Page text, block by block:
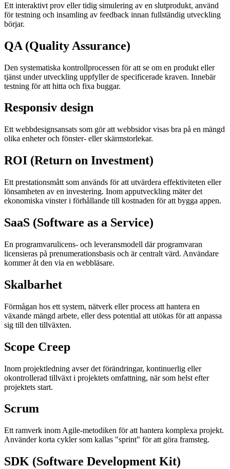
Ett interaktivt prov eller tidig simulering av en slutprodukt, använd
för testning och insamling av feedback innan fullständig utveckling
börjar.
QA (Quality Assurance)
Den systematiska kontrollprocessen för att se om en produkt eller
tjänst under utveckling uppfyller de specificerade kraven. Innebär
testning för att hitta och fixa buggar.
Responsiv design
Ett webbdesignsansats som gör att webbsidor visas bra på en mängd
olika enheter och fönster- eller skärmstorlekar.
ROI (Return on Investment)
Ett prestationsmått som används för att utvärdera effektiviteten eller
lönsamheten av en investering. Inom apputveckling mäter det
ekonomiska vinster i förhållande till kostnaden för att bygga appen.
SaaS (Software as a Service)
En programvarulicens- och leveransmodell där programvaran
licensieras på prenumerationsbasis och är centralt värd. Användare
kommer åt den via en webbläsare.
Skalbarhet
Förmågan hos ett system, nätverk eller process att hantera en
växande mängd arbete, eller dess potential att utökas för att anpassa
sig till den tillväxten.
Scope Creep
Inom projektledning avser det förändringar, kontinuerlig eller
okontrollerad tillväxt i projektets omfattning, när som helst efter
projektets start.
Scrum
Ett ramverk inom Agile-metodiken för att hantera komplexa projekt.
Använder korta cykler som kallas "sprint" för att göra framsteg.
SDK (Software Development Kit)